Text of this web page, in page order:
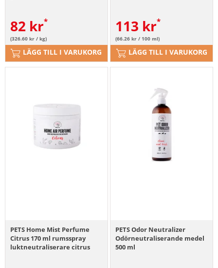
82 kr
(326.60 kr / kg)
LÄGG TILL I VARUKORG
113 kr
(66.26 kr / 100 ml)
LÄGG TILL I VARUKORG
PETS Home Mist Perfume
Citrus 170 ml rumsspray
luktneutraliserare citrus
PETS Odor Neutralizer
Odörneutraliserande medel
500 ml